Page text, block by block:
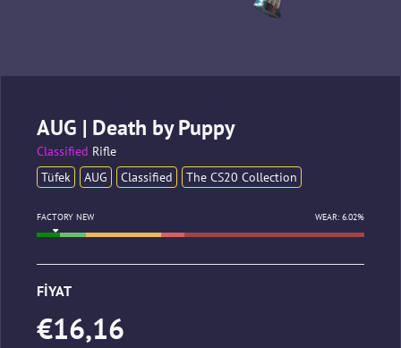
AUG | Death by Puppy
Classified Rifle
Tüfek
AUG Classified The CS20 Collection
FACTORY NEW WEAR: 6.02%
FIYAT
€16,16